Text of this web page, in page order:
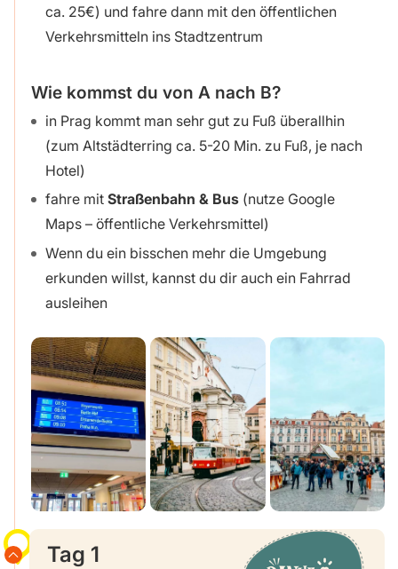
ca. 25€) und fahre dann mit den öffentlichen
Verkehrsmitteln ins Stadtzentrum
Wie kommst du von A nach B?
in Prag kommt man sehr gut zu Fuß überallhin
(zum Altstädterring ca. 5-20 Min. zu Fuß, je nach
Hotel)
fahre mit Straßenbahn & Bus (nutze Google
Maps – öffentliche Verkehrsmittel)
Wenn du ein bisschen mehr die Umgebung
erkunden willst, kannst du dir auch ein Fahrrad
ausleihen
Tag 1